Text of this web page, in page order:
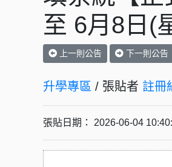
至 6月8日(
上一則公告 下一則公告
升學專區 / 張貼者 註冊
張貼日期： 2026-06-04